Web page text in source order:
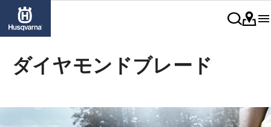
ダイヤモンドブレード